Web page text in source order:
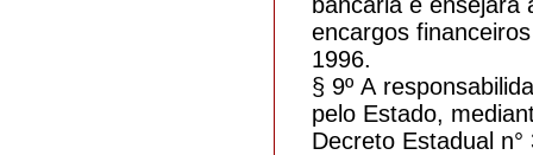
encargos
1996.
§ 9º A
pelo Estado,
Decreto Estadual